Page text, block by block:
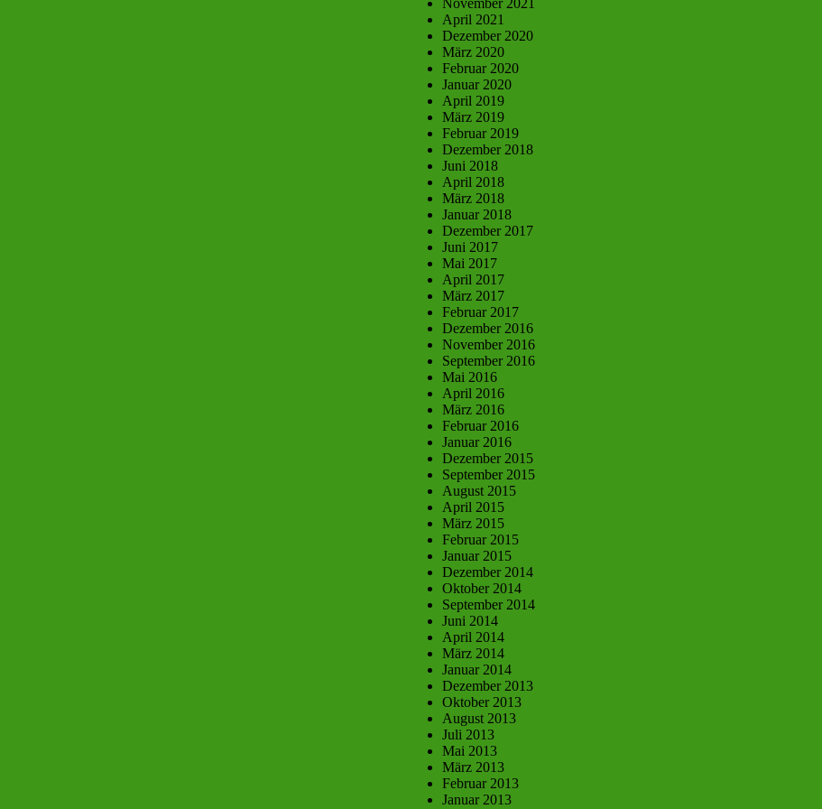
April 2021
Dezember 2020
März 2020
Februar 2020
Januar 2020
April 2019
März 2019
Februar 2019
Dezember 2018
Juni 2018
April 2018
März 2018
Januar 2018
Dezember 2017
Juni 2017
Mai 2017
April 2017
März 2017
Februar 2017
Dezember 2016
November 2016
September 2016
Mai 2016
April 2016
März 2016
Februar 2016
Januar 2016
Dezember 2015
September 2015
August 2015
April 2015
März 2015
Februar 2015
Januar 2015
Dezember 2014
Oktober 2014
September 2014
Juni 2014
April 2014
März 2014
Januar 2014
Dezember 2013
Oktober 2013
August 2013
Juli 2013
Mai 2013
März 2013
Februar 2013
Januar 2013